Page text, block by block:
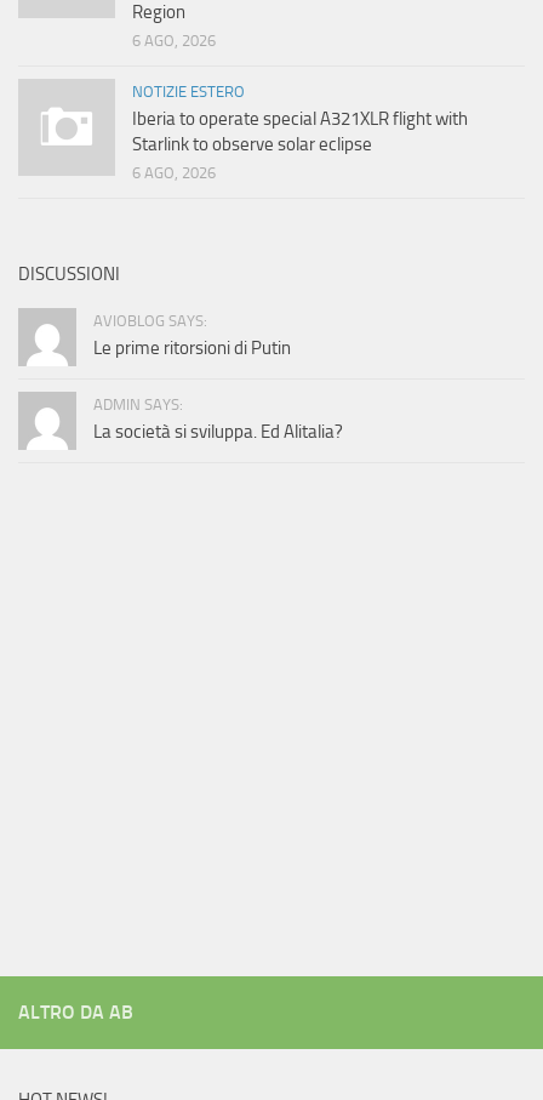
Region
6 AGO, 2026
NOTIZIE ESTERO
Iberia to operate special A321XLR flight with
Starlink to observe solar eclipse
6 AGO, 2026
DISCUSSIONI
AVIOBLOG SAYS:
Le prime ritorsioni di Putin
ADMIN SAYS:
La società si sviluppa. Ed Alitalia?
ALTRO DA AB